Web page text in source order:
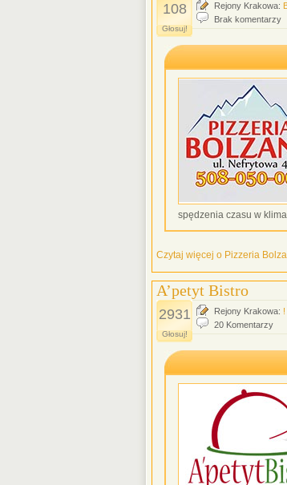
108
Głosuj!
Rejony Krakowa:
Brak komentarzy
spędzenia czasu w
Czytaj więcej o Pizzeria
A’petyt Bistro
2931
Głosuj!
Rejony Krakowa:
20 Komentarzy